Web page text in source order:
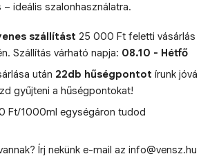
ideális szalonhasználatra.
szállítást 25 000 Ft feletti vásárlás
Szállítás várható napja: 08.10 - Hétfő
után 22db hűségpontot írunk jóvá
gyűjteni a hűségpontokat!
Ft/1000ml egységáron tudod
Írj nekünk e-mail az info@vensz.hu